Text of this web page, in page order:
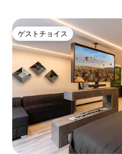
ゲストチョイス
ゲストチョイス